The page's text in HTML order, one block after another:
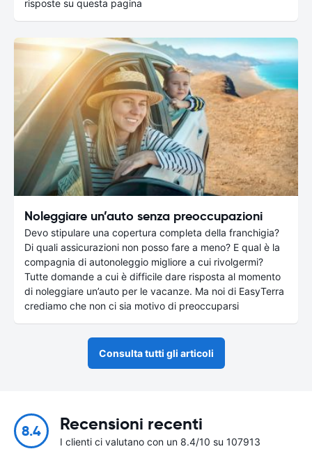
risposte su questa pagina
Noleggiare un’auto senza preoccupazioni
Devo stipulare una copertura completa della franchigia?
Di quali assicurazioni non posso fare a meno? E qual è la
compagnia di autonoleggio migliore a cui rivolgermi?
Tutte domande a cui è difficile dare risposta al momento
di noleggiare un’auto per le vacanze. Ma noi di EasyTerra
crediamo che non ci sia motivo di preoccuparsi
Consulta tutti gli articoli
8.4 Recensioni recenti
I clienti ci valutano con un 8.4/10 su 107913